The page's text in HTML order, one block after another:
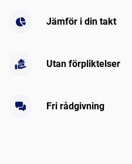
Jämför i din takt
Utan förpliktelser
Fri rådgivning